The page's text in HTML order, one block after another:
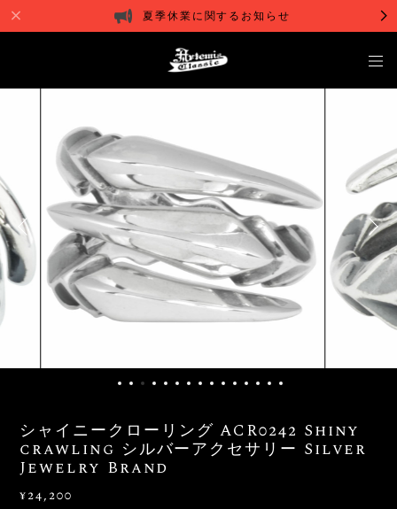
夏季休業に関するお知らせ
シャイニークローリング ACR0242 Shiny
crawling シルバーアクセサリー Silver
Jewelry Brand
¥24,200